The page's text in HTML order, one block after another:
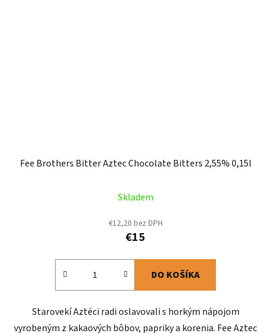
Fee Brothers Bitter Aztec Chocolate Bitters 2,55% 0,15l
Skladem
€12,20 bez DPH
€15
DO KOŠÍKA
Starovekí Aztéci radi oslavovali s horkým nápojom
vyrobeným z kakaových bôbov, papriky a korenia. Fee Aztec